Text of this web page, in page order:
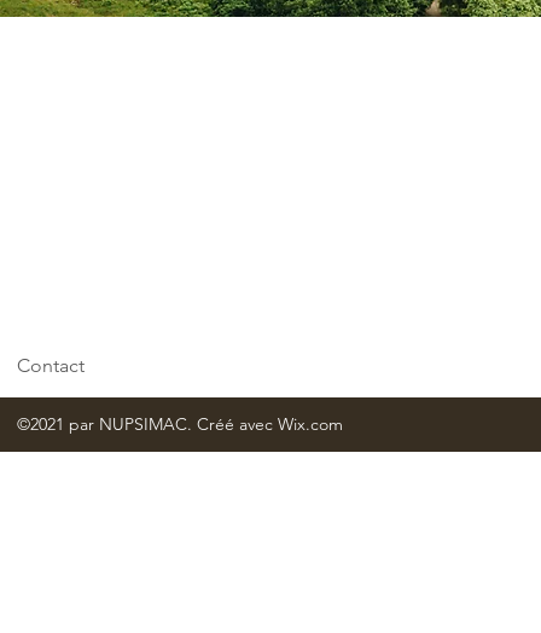
Contact
©2021 par NUPSIMAC. Créé avec Wix.com